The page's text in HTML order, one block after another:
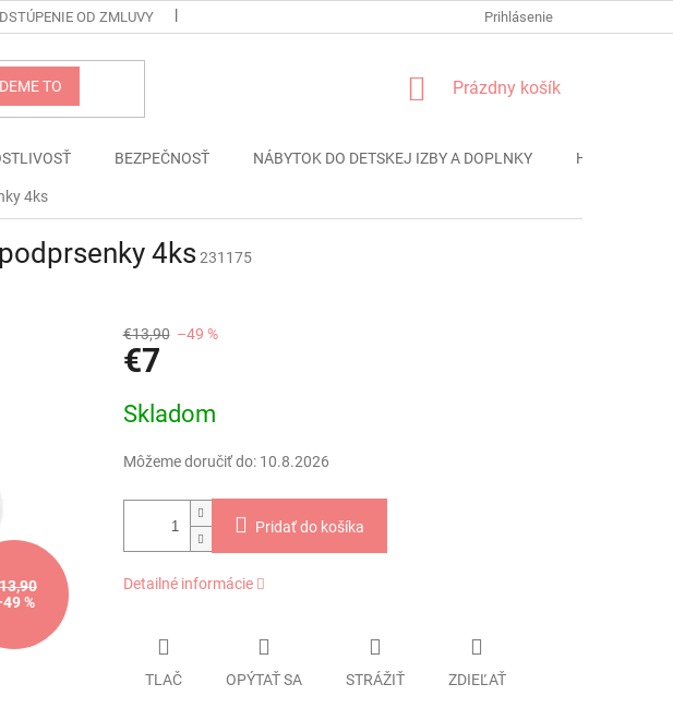
OD ZMLUVY PODMIENKY OCHRANY OSOBNÝCH
Prihlásenie
TO
NÁKUPNÝ
Prázdny košík
BEZPEČNOSŤ NÁBYTOK DO DETSKEJ IZBY A DOPLNKY HRAČKY
4ks
4ks 231175
%
€13,90 –49 %
€7
cena:
Skladom
Môžeme doručiť do: 10.8.2026
Pridať do košíka
Detailné informácie
TLAČ OPÝTAŤ SA STRÁŽIŤ ZDIEĽAŤ